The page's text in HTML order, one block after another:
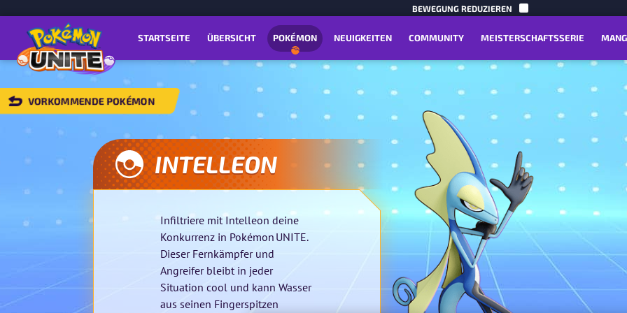
BEWEGUNG REDUZIEREN
STARTSEITE ÜBERSICHT POKÉMON NEUIGKEITEN COMMUNITY MEISTERSCHAFTSSERIE
ZURÜCK
VORKOMMENDE POKÉMON
INTELLEON
Infiltriere mit Intelleon deine
Konkurrenz in Pokémon UNITE.
Dieser Fernkämpfer und
Angreifer bleibt in jeder
Situation cool und kann Wasser
aus seinen Fingerspitzen